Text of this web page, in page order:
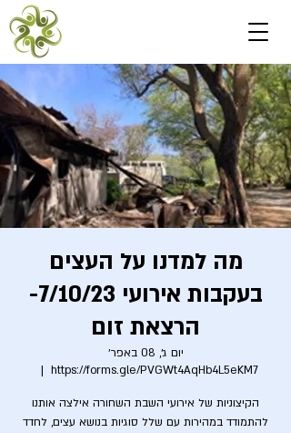
מה למדנו על העצים
בעקבות אירועי 7/10/23-
הרצאת זום
יום ג׳, 08 באפר׳
  |
https://forms.gle/PVGWt4AqHb4L5eKM7
הקיצוניות של אירועי השבת השחורה אילצה אותנו
להתמודד במהירות עם שלל סוגיות בנושא עצים, לחדד